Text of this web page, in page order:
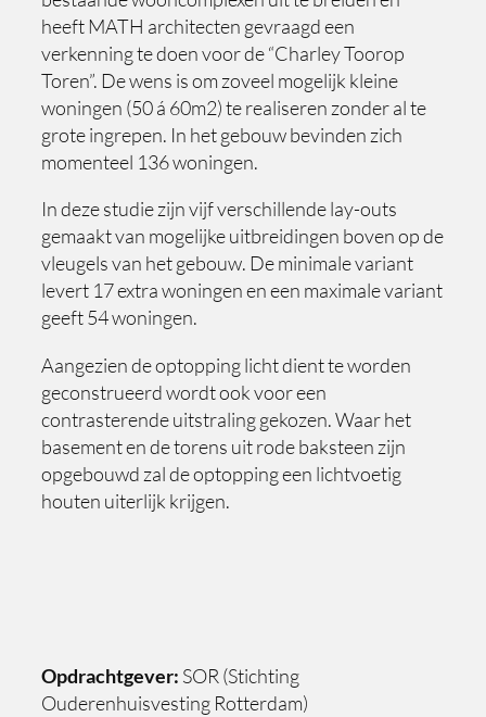
heeft MATH architecten gevraagd een
verkenning te doen voor de “Charley Toorop
Toren”. De wens is om zoveel mogelijk kleine
woningen (50 á 60m2) te realiseren zonder al te
grote ingrepen. In het gebouw bevinden zich
momenteel 136 woningen.
In deze studie zijn vijf verschillende lay-outs
gemaakt van mogelijke uitbreidingen boven op de
vleugels van het gebouw. De minimale variant
levert 17 extra woningen en een maximale variant
geeft 54 woningen.
Aangezien de optopping licht dient te worden
geconstrueerd wordt ook voor een
contrasterende uitstraling gekozen. Waar het
basement en de torens uit rode baksteen zijn
opgebouwd zal de optopping een lichtvoetig
houten uiterlijk krijgen.
Opdrachtgever: SOR (Stichting
Ouderenhuisvesting Rotterdam)